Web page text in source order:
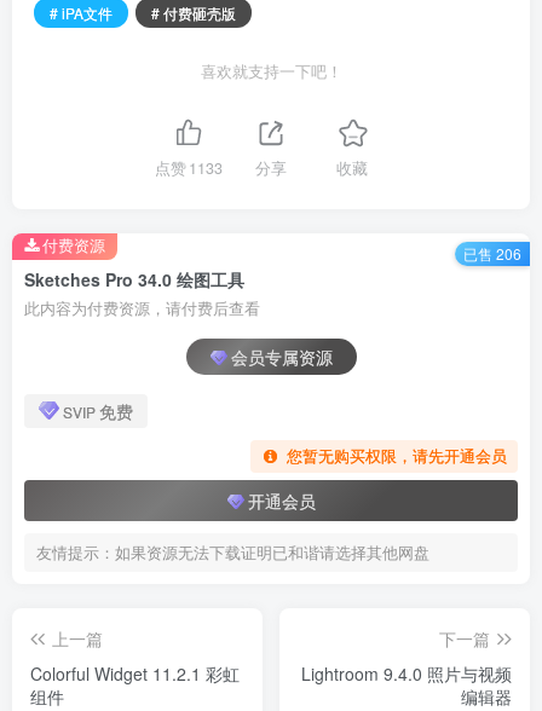
# iPA文件
# 付费砸壳版
喜欢就支持一下吧！
点赞1133 分享 收藏
Sketches Pro 34.0 绘图工具
此内容为付费资源，请付费后查看
会员专属资源
SVIP免费
您暂无购买权限，请先开通会员
开通会员
友情提示：如果资源无法下载证明已和谐请选择其他网盘
付费资源 已售 206
上一篇
Colorful Widget 11.2.1 彩虹
组件
下一篇
Lightroom 9.4.0 照片与视频
编辑器